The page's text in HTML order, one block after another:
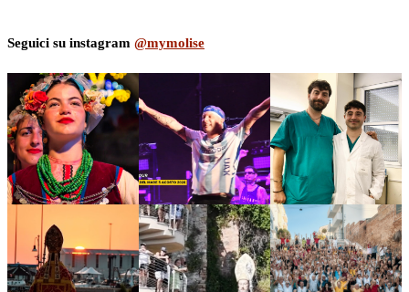
Seguici su instagram @mymolise